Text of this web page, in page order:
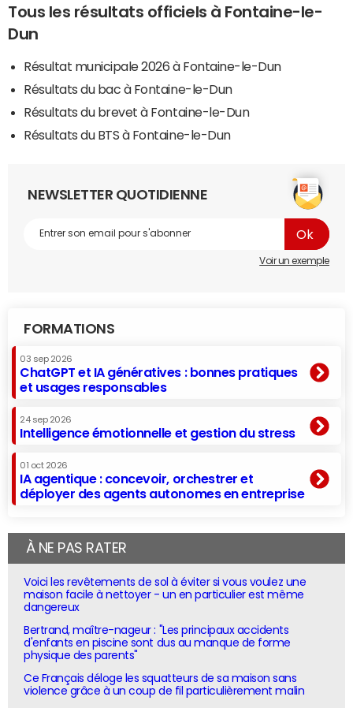
Tous les résultats officiels à Fontaine-le-
Dun
Résultat municipale 2026 à Fontaine-le-Dun
Résultats du bac à Fontaine-le-Dun
Résultats du brevet à Fontaine-le-Dun
Résultats du BTS à Fontaine-le-Dun
NEWSLETTER QUOTIDIENNE
Voir un exemple
FORMATIONS
03 sep 2026
ChatGPT et IA génératives : bonnes pratiques
et usages responsables
24 sep 2026
Intelligence émotionnelle et gestion du stress
01 oct 2026
IA agentique : concevoir, orchestrer et
déployer des agents autonomes en entreprise
À NE PAS RATER
Voici les revêtements de sol à éviter si vous voulez une
maison facile à nettoyer - un en particulier est même
dangereux
Bertrand, maître-nageur : "Les principaux accidents
d'enfants en piscine sont dus au manque de forme
physique des parents"
Ce Français déloge les squatteurs de sa maison sans
violence grâce à un coup de fil particulièrement malin